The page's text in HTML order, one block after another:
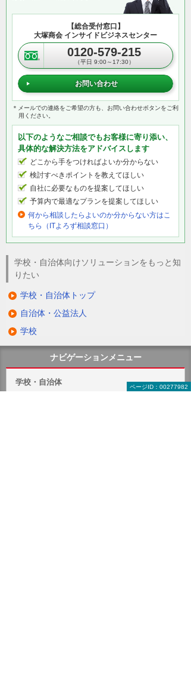
【総合受付窓口】
大塚商会 インサイドビジネスセンター
0120-579-215
（平日 9:00～17:30）
お問い合わせ
＊メールでの連絡をご希望の方も、お問い合わせボタンをご利
用ください。
以下のようなご相談でもお客様に寄り添い、
具体的な解決方法をアドバイスします
どこから手をつければよいか分からない
検討すべきポイントを教えてほしい
自社に必要なものを提案してほしい
予算内で最適なプランを提案してほしい
何から相談したらよいのか分からない方はこ
ちら（ITよろず相談窓口）
学校・自治体向けソリューションをもっと知
りたい
学校・自治体トップ
自治体・公益法人
学校
ページID：00277982
ナビゲーションメニュー
学校・自治体